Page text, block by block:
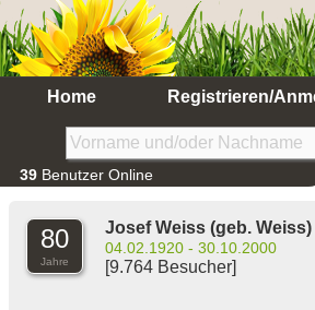
Home Registrieren/
39 Benutzer Online
80
Jahre
Josef Weiss (geb. Weiss)
04.02.1920 - 30.10.2000
[9.764 Besucher]